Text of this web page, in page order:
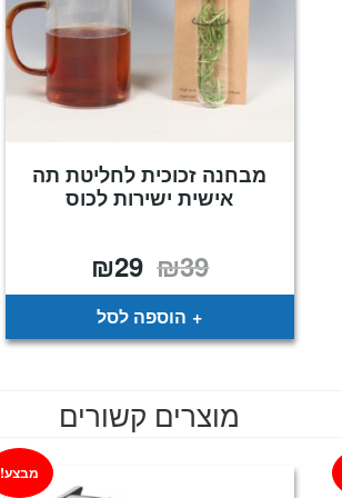
מבחנה זכוכית לחליטת תה
אישית ישירות לכוס
₪39 המחיר
המקורי
היה:
₪29
הוא:
הוספה לסל
מוצרים קשורים
מבצע!